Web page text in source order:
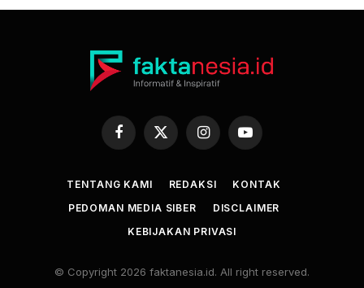
Facebook
X
(Twitter)
InstagramYouTube
TENTANG KAMI REDAKSI
KONTAK
PEDOMAN MEDIA SIBER
DISCLAIMER
KEBIJAKAN PRIVASI
© Copyright 2026 faktanesia.id. All right reserved.